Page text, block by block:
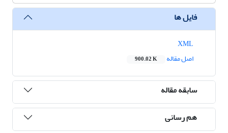
فایل ها
اصل مقاله
900.02 K
سابقه مقاله
هم رسانی